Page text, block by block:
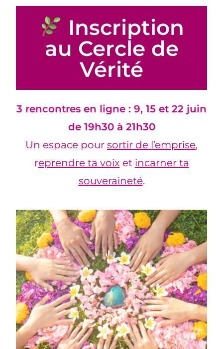
Inscription
au Cercle de
Vérité
3 rencontres en ligne : 9, 15 et 22 juin
de 19h30 à 21h30
Un espace pour sortir de l’emprise,
reprendre ta voix et incarner ta
souveraineté.